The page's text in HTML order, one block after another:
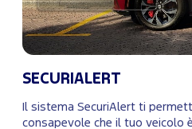
SECURIALERT
Il sistema SecuriAlert ti
consapevole che il tuo veicolo